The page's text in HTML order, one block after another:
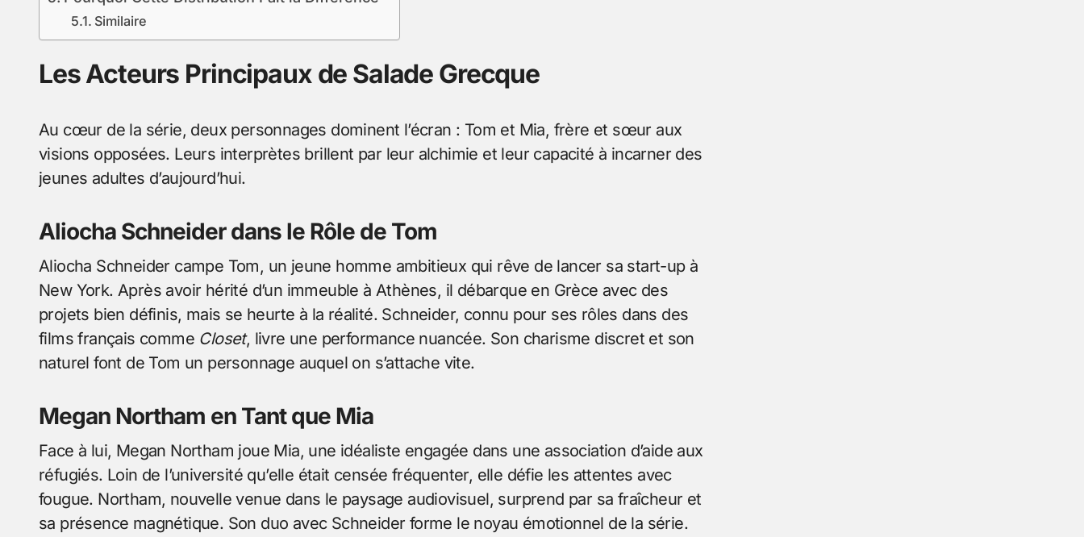
Similaire
Les Acteurs Principaux de Salade Grecque
Au cœur de la série, deux personnages dominent l’écran : Tom et Mia, frère et sœur aux
visions opposées. Leurs interprètes brillent par leur alchimie et leur capacité à incarner des
jeunes adultes d’aujourd’hui.
Aliocha Schneider dans le Rôle de Tom
Aliocha Schneider campe Tom, un jeune homme ambitieux qui rêve de lancer sa start-up à
New York. Après avoir hérité d’un immeuble à Athènes, il débarque en Grèce avec des
projets bien définis, mais se heurte à la réalité. Schneider, connu pour ses rôles dans des
films français comme Closet, livre une performance nuancée. Son charisme discret et son
naturel font de Tom un personnage auquel on s’attache vite.
Megan Northam en Tant que Mia
Face à lui, Megan Northam joue Mia, une idéaliste engagée dans une association d’aide aux
réfugiés. Loin de l’université qu’elle était censée fréquenter, elle défie les attentes avec
fougue. Northam, nouvelle venue dans le paysage audiovisuel, surprend par sa fraîcheur et
sa présence magnétique. Son duo avec Schneider forme le noyau émotionnel de la série.